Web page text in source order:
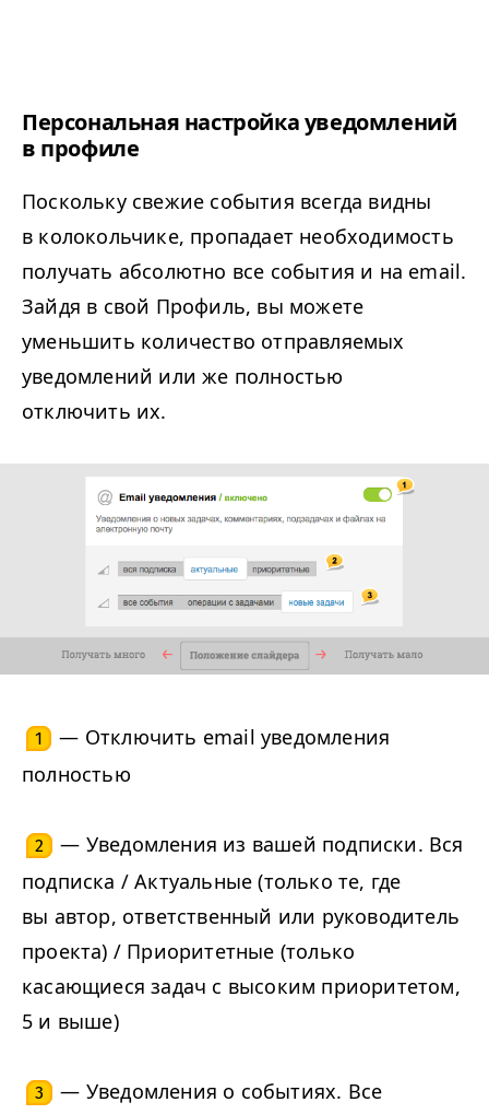
Персональная настройка уведомлений
в профиле
Поскольку свежие события всегда видны
в колокольчике, пропадает необходимость
получать абсолютно все события и на email.
Зайдя в свой Профиль, вы можете
уменьшить количество отправляемых
уведомлений или же полностью
отключить их.
1
— Отключить email уведомления
полностью
2
— Уведомления из вашей подписки. Вся
подписка / Актуальные (только те, где
вы автор, ответственный или руководитель
проекта) / Приоритетные (только
касающиеся задач с высоким приоритетом,
5 и выше)
3
— Уведомления о событиях. Все